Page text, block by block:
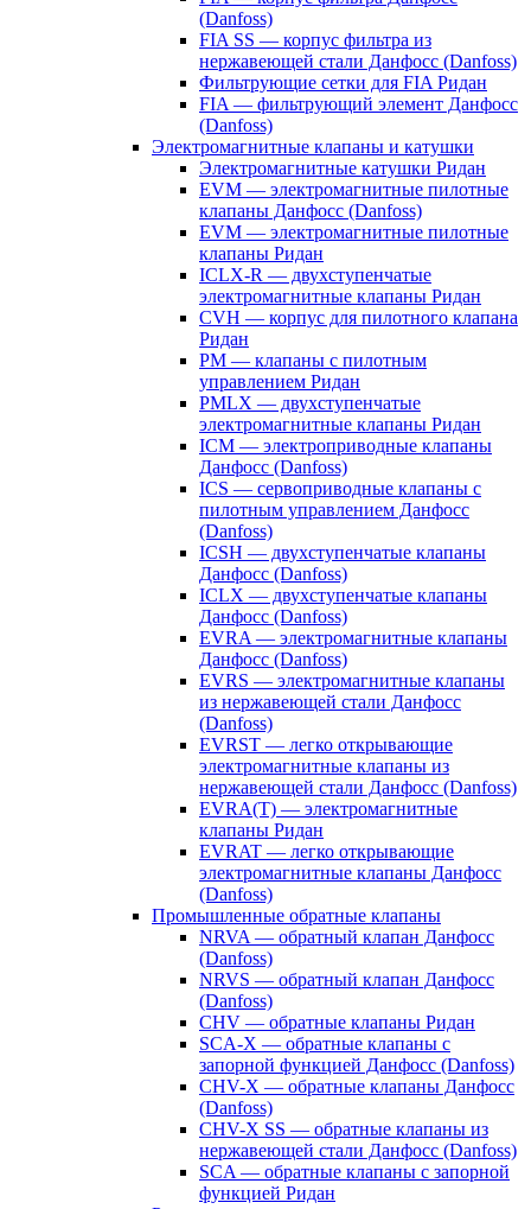
(Danfoss)
FIA SS — корпус фильтра из
нержавеющей стали Данфосс (Danfoss)
Фильтрующие сетки для FIA Ридан
FIA — фильтрующий элемент Данфосс
(Danfoss)
Электромагнитные клапаны и катушки
Электромагнитные катушки Ридан
EVM — электромагнитные пилотные
клапаны Данфосс (Danfoss)
EVM — электромагнитные пилотные
клапаны Ридан
ICLX-R — двухступенчатые
электромагнитные клапаны Ридан
CVH — корпус для пилотного клапана
Ридан
PM — клапаны с пилотным
управлением Ридан
PMLX — двухступенчатые
электромагнитные клапаны Ридан
ICM — электроприводные клапаны
Данфосс (Danfoss)
ICS — сервоприводные клапаны с
пилотным управлением Данфосс
(Danfoss)
ICSH — двухступенчатые клапаны
Данфосс (Danfoss)
ICLX — двухступенчатые клапаны
Данфосс (Danfoss)
EVRA — электромагнитные клапаны
Данфосс (Danfoss)
EVRS — электромагнитные клапаны
из нержавеющей стали Данфосс
(Danfoss)
EVRST — легко открывающие
электромагнитные клапаны из
нержавеющей стали Данфосс (Danfoss)
EVRA(T) — электромагнитные
клапаны Ридан
EVRAT — легко открывающие
электромагнитные клапаны Данфосс
(Danfoss)
Промышленные обратные клапаны
NRVA — обратный клапан Данфосс
(Danfoss)
NRVS — обратный клапан Данфосс
(Danfoss)
CHV — обратные клапаны Ридан
SCA-X — обратные клапаны с
запорной функцией Данфосс (Danfoss)
CHV-X — обратные клапаны Данфосс
(Danfoss)
CHV-X SS — обратные клапаны из
нержавеющей стали Данфосс (Danfoss)
SCA — обратные клапаны с запорной
функцией Ридан